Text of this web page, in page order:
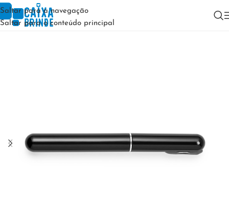
Saltar para a navegação
Saltar para o conteúdo principal